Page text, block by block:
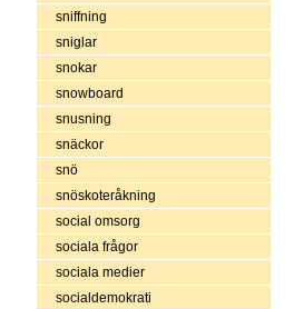
sniffning
sniglar
snokar
snowboard
snusning
snäckor
snö
snöskoteråkning
social omsorg
sociala frågor
sociala medier
socialdemokrati